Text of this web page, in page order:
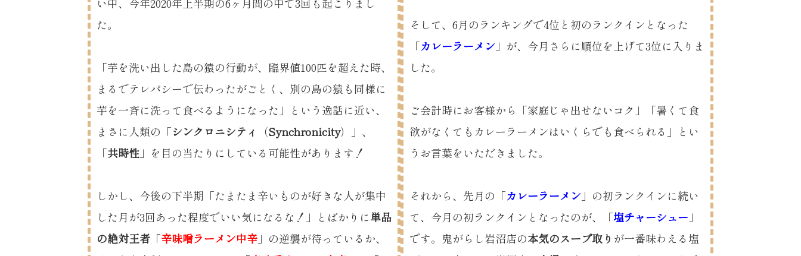
い中、今年2020年上半期の6ヶ月間の中で3回も起こりまし
た。
「芋を洗い出した島の猿の行動が、臨界値100匹を超えた時、
まるでテレパシーで伝わったがごとく、別の島の猿も同様に
芋を一斉に洗って食べるようになった」という逸話に近い、
まさに人類の「シンクロニシティ （Synchronicity）」、
「共時性 」を目の当たりにしている可能性があります！
しかし、今後の下半期「たまたま辛いものが好きな人が集中
した月が3回あった程度でいい気になるな！」とばかりに単品
の絶対王者 「辛味噌ラーメン中辛 」の逆襲が待っているか、
そして、6月のランキングで4位と初のランクインとなった
「カレーラーメン 」が、今月さらに順位を上げて3位に入りま
した。
ご会計時にお客様から「家庭じゃ出せないコク」「暑くて食
欲がなくてもカレーラーメンはいくらでも食べられる」とい
うお言葉をいただきました。
それから、先月の「カレーラーメン 」の初ランクインに続い
て、今月の初ランクインとなったのが、「塩チャーシュー 」
です。鬼がらし岩沼店の本気のスープ取り が一番味わえる塩